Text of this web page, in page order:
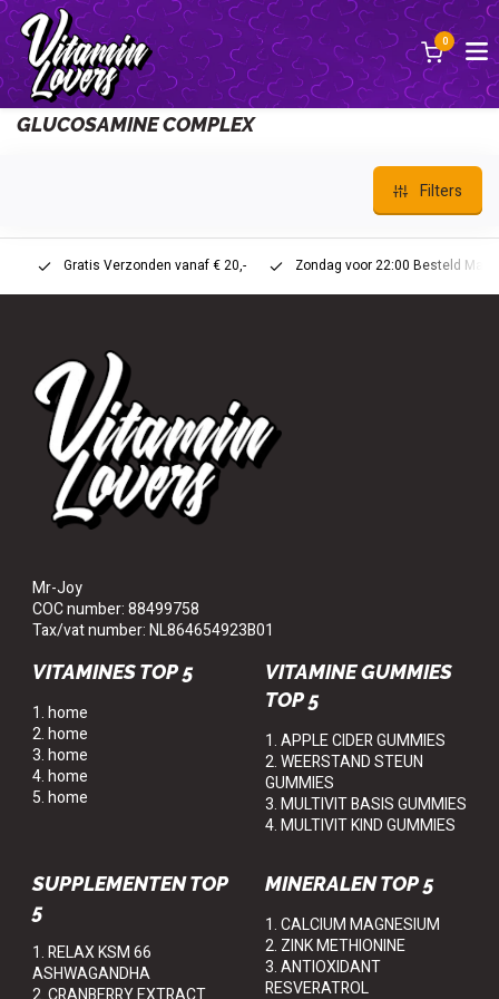
0
Back
GLUCOSAMINE COMPLEX
Filters
Gratis Verzonden vanaf € 20,- Zondag voor 22:00 Besteld
Mr-Joy
COC number: 88499758
Tax/vat number: NL864654923B01
VITAMINES TOP 5
1. home
2. home
3. home
4. home
5. home
VITAMINE GUMMIES
TOP 5
1. APPLE CIDER GUMMIES
2. WEERSTAND STEUN
GUMMIES
3. MULTIVIT BASIS GUMMIES
4. MULTIVIT KIND GUMMIES
SUPPLEMENTEN TOP
5
1. RELAX KSM 66
ASHWAGANDHA
MINERALEN TOP 5
1. CALCIUM MAGNESIUM
2. ZINK METHIONINE
3. ANTIOXIDANT
RESVERATROL